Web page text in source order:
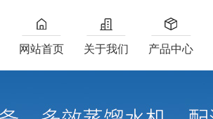
网站首页 关于我们 产品中心